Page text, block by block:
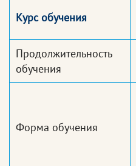
Курс обучения
Продолжительность
обучения
Форма обучения